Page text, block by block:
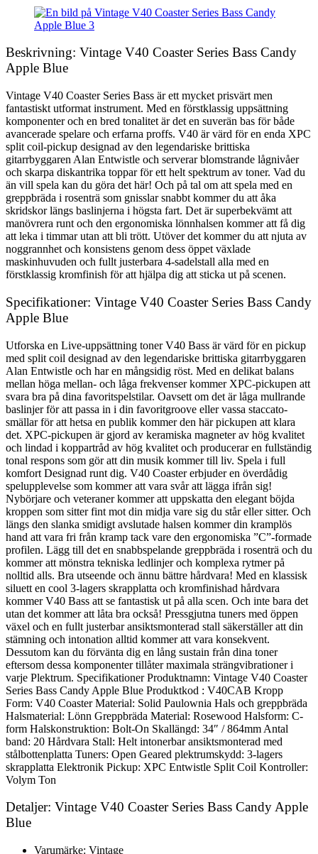
Beskrivning: Vintage V40 Coaster Series Bass Candy
Apple Blue
Vintage V40 Coaster Series Bass är ett mycket prisvärt men
fantastiskt utformat instrument. Med en förstklassig uppsättning
komponenter och en bred tonalitet är det en suverän bas för både
avancerade spelare och erfarna proffs. V40 är värd för en enda XPC
split coil-pickup designad av den legendariske brittiska
gitarrbyggaren Alan Entwistle och serverar blomstrande lågnivåer
och skarpa diskantrika toppar för ett helt spektrum av toner. Vad du
än vill spela kan du göra det här! Och på tal om att spela med en
greppbräda i rosenträ som gnisslar snabbt kommer du att åka
skridskor längs baslinjerna i högsta fart. Det är superbekvämt att
manövrera runt och den ergonomiska lönnhalsen kommer att få dig
att leka i timmar utan att bli trött. Utöver det kommer du att njuta av
noggrannhet och konsistens genom dess öppet växlade
maskinhuvuden och fullt justerbara 4-sadelstall alla med en
förstklassig kromfinish för att hjälpa dig att sticka ut på scenen.
Specifikationer: Vintage V40 Coaster Series Bass Candy
Apple Blue
Utforska en Live-uppsättning toner V40 Bass är värd för en pickup
med split coil designad av den legendariske brittiska gitarrbyggaren
Alan Entwistle och har en mångsidig röst. Med en delikat balans
mellan höga mellan- och låga frekvenser kommer XPC-pickupen att
svara bra på dina favoritspelstilar. Oavsett om det är låga mullrande
baslinjer för att passa in i din favoritgroove eller vassa staccato-
smällar för att hetsa en publik kommer den här pickupen att klara
det. XPC-pickupen är gjord av keramiska magneter av hög kvalitet
och lindad i koppartråd av hög kvalitet och producerar en fullständig
tonal respons som gör att din musik kommer till liv. Spela i full
komfort Designad runt dig. V40 Coaster erbjuder en överdådig
spelupplevelse som kommer att vara svår att lägga ifrån sig!
Nybörjare och veteraner kommer att uppskatta den elegant böjda
kroppen som sitter fint mot din midja vare sig du står eller sitter. Och
längs den slanka smidigt avslutade halsen kommer din kramplös
hand att vara fri från kramp tack vare den ergonomiska ”C”-formade
profilen. Lägg till det en snabbspelande greppbräda i rosenträ och du
kommer att mönstra tekniska ledlinjer och komplexa rytmer på
nolltid alls. Bra utseende och ännu bättre hårdvara! Med en klassisk
siluett en cool 3-lagers skrapplatta och kromfinishad hårdvara
kommer V40 Bass att se fantastisk ut på alla scen. Och inte bara det
utan det kommer att låta bra också! Pressgjutna tuners med öppen
växel och en fullt justerbar ansiktsmonterad stall säkerställer att din
stämning och intonation alltid kommer att vara konsekvent.
Dessutom kan du förvänta dig en lång sustain från dina toner
eftersom dessa komponenter tillåter maximala strängvibrationer i
varje Plektrum. Specifikationer Produktnamn: Vintage V40 Coaster
Series Bass Candy Apple Blue Produktkod : V40CAB Kropp
Form: V40 Coaster Material: Solid Paulownia Hals och greppbräda
Halsmaterial: Lönn Greppbräda Material: Rosewood Halsform: C-
form Halskonstruktion: Bolt-On Skallängd: 34″ / 864mm Antal
band: 20 Hårdvara Stall: Helt intonerbar ansiktsmonterad med
stålbottenplatta Tuners: Open Geared plektrumskydd: 3-lagers
skrapplatta Elektronik Pickup: XPC Entwistle Split Coil Kontroller:
Volym Ton
Detaljer: Vintage V40 Coaster Series Bass Candy Apple
Blue
Varumärke: Vintage